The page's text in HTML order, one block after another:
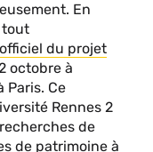
En
tout
du projet
octobre à
Paris. Ce
Rennes 2
de
de patrimoine à